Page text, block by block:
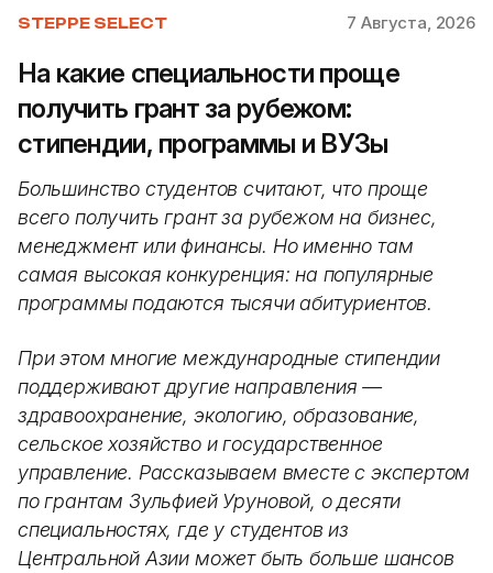
STEPPE SELECT 7 Августа, 2026
На какие специальности проще
получить грант за рубежом:
стипендии, программы и ВУЗы
Большинство студентов считают, что проще
всего получить грант за рубежом на бизнес,
менеджмент или финансы. Но именно там
самая высокая конкуренция: на популярные
программы подаются тысячи абитуриентов.
При этом многие международные стипендии
поддерживают другие направления —
здравоохранение, экологию, образование,
сельское хозяйство и государственное
управление. Рассказываем вместе с экспертом
по грантам Зульфией Уруновой, о десяти
специальностях, где у студентов из
Центральной Азии может быть больше шансов